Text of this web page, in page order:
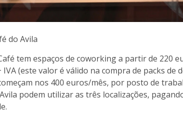
do Avila
tem espaços de coworking a partir de 220
(este valor é válido na compra de packs de
nos 400 euros/mês, por posto de
podem utilizar as três localizações,